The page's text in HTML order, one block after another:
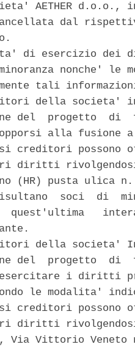
AETHER d.o.o.,
dal
di esercizio dei
nonche' le
tali
della societa'
del  progetto  di
opporsi alla fusione
creditori possono
diritti rivolgendosi
(HR) pusta ulica
soci  di
quest'ultima
della societa'
del  progetto  di
esercitare i diritti
le modalita'
creditori possono
diritti rivolgendosi
Via Vittorio